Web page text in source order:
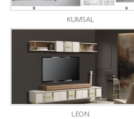
KUMSAL
LEON